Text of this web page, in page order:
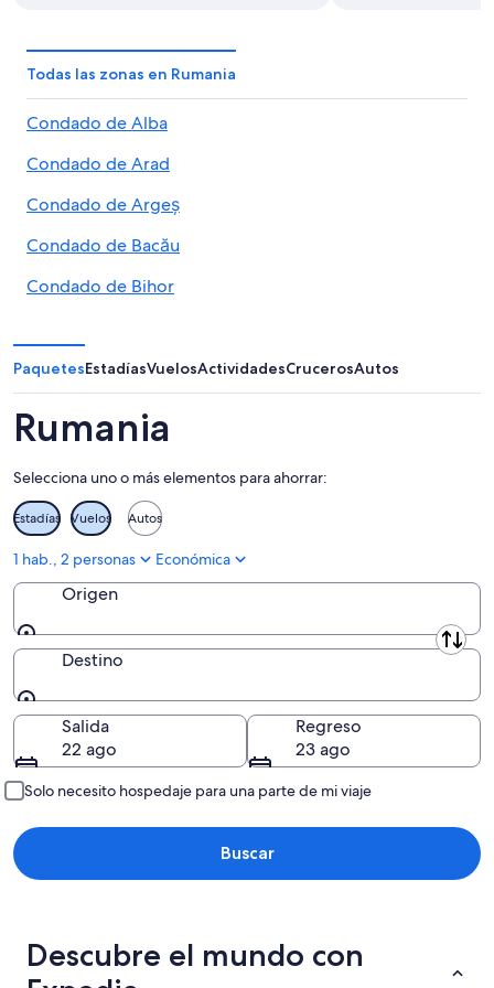
Todas las zonas en Rumania
Condado de Alba
Condado de Arad
Condado de Argeș
Condado de Bacău
Condado de Bihor
Condado de Botoșani
Brașov
Condado de Brăila
Condado de Buzău
Caras-Severin
Condado de Cluj
Condado de Covasna
Condado de Călărași
Condado de Dâmboviţa
Condado de Dolj
Harghita
Condado de Hunedoara
PaquetesEstadíasVuelosActividadesCrucerosAutos
Rumania
Selecciona uno o más elementos para ahorrar:
Estadías Vuelos Autos
1 hab., 2 personas Económica
Origen
Origen
Destino
Destino
Salida
22 ago
Regreso
23 ago
Solo necesito hospedaje para una parte de mi viaje
Buscar
Descubre el mundo con